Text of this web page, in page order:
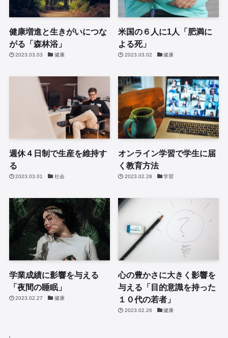
健康増進と生きがいにつな
がる「森林浴」
2023.03.03 健康
米国の６人に1人「肥満に
よる死」
2023.03.02 健康
週休４日制で生産を維持す
る
2023.03.01 社会
オンライン学習で学生に届
く教育方法
2023.02.28 学習
学業成績に影響を与える
「夜間の睡眠」
2023.02.27 健康
心の豊かさに大きく影響を
与える「目的意識を持った
１０代の若者」
2023.02.26 健康